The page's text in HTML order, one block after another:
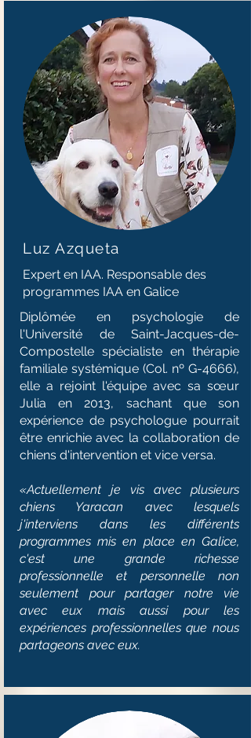
Luz Azqueta
Expert en IAA. Responsable des
programmes IAA en Galice
Diplômée en psychologie de
l'Université de Saint-Jacques-de-
Compostelle spécialiste en thérapie
familiale systémique (Col. nº G-4666),
elle a rejoint l'équipe avec sa sœur
Julia en 2013, sachant que son
expérience de psychologue pourrait
être enrichie avec la collaboration de
chiens d'intervention et vice versa.
«Actuellement je vis avec plusieurs
chiens Yaracan avec lesquels
j'interviens dans les différents
programmes mis en place en Galice,
c'est une grande richesse
professionnelle et personnelle non
seulement pour partager notre vie
avec eux mais aussi pour les
expériences professionnelles que nous
partageons avec eux.